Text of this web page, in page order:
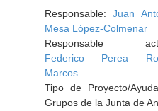
Responsable:Juan
Mesa López-Colmenar
Responsable
Federico Perea
Marcos
Tipo de Proyecto/
Grupos de la Junta de